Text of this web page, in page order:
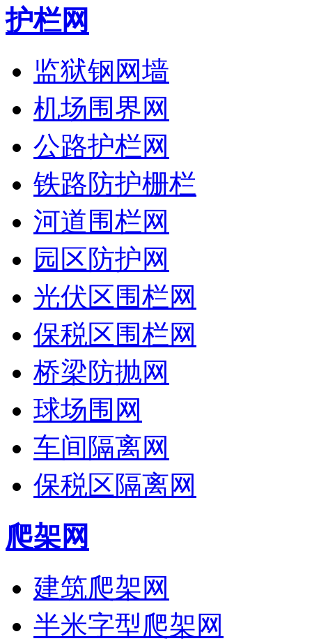
护栏网
监狱钢网墙
机场围界网
公路护栏网
铁路防护栅栏
河道围栏网
园区防护网
光伏区围栏网
保税区围栏网
桥梁防抛网
球场围网
车间隔离网
保税区隔离网
爬架网
建筑爬架网
半米字型爬架网